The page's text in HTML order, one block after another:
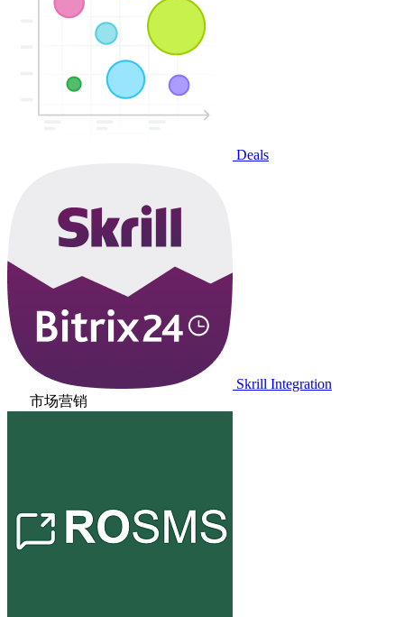
Deals
Skrill Integration
市场营销